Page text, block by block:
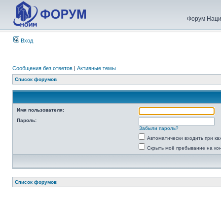
Форум
Вход
Сообщения без ответов | Активные темы
Список форумов
Имя пользователя:
Пароль:
Забыли пароль?
Автоматически входить при
Скрыть моё пребывание на
Список форумов